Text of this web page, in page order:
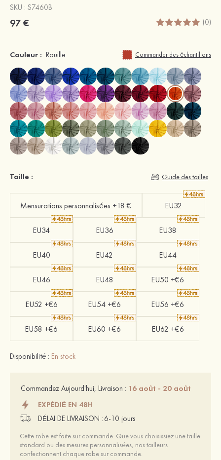
SKU : S7460B
97 € (0)
Couleur : Rouille Commander des échantillons
Taille : Guide des tailles
Mensurations personnalisées +18 € EU32
EU34 EU36 EU38
EU40 EU42 EU44
EU46 EU48 EU50 +€6
EU52 +€6 EU54 +€6 EU56 +€6
EU58 +€6 EU60 +€6 EU62 +€6
Disponibilité : En stock
Commandez Aujourd'hui, Livraison : 16 août - 20 août
EXPÉDIÉ EN 48H
DÉLAI DE LIVRAISON : 6-10 jours
Cette robe est faite sur commande. Que vous choisissiez une taille
standard ou des mesures personnalisées, nos tailleurs
confectionnent chaque robe sur commande.